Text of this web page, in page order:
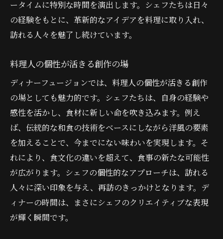
ータイムに特別な時間を演出します。シェフたちは日々
の経験をもとに、革新的なアイデアを料理に取り入れ、
訪れる人々を魅了し続けています。
料理人の個性が活きる創作の場
ディナーフュージョンでは、料理人の個性が活きる創作
の場としても魅力的です。シェフたちは、自身の経験や
感性を活かし、食材に新しい命を吹き込みます。例え
ば、伝統的な和食の技術をベースにしながら洋風の要素
を加えることで、今までにない味わいを実現します。そ
れにより、食文化の違いを超えて、食事の新たな可能性
が広がります。シェフの個性的なアプローチは、訪れる
人々に深い印象を与え、再訪のきっかけとなります。デ
ィナーの時間は、まさにシェフのクリエイティブな表現
が輝く瞬間です。